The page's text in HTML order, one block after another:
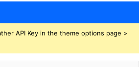
API Key in the theme options page >